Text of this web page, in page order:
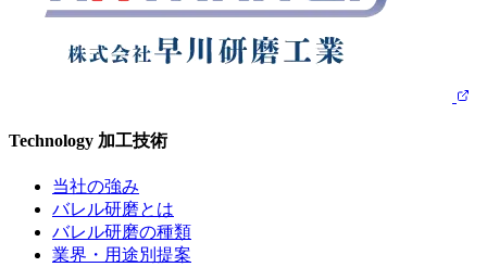
Technology 加工技術
当社の強み
バレル研磨とは
バレル研磨の種類
業界・用途別提案